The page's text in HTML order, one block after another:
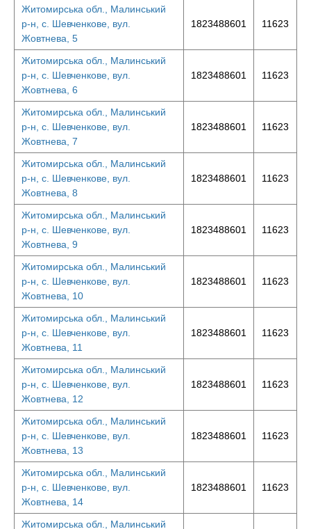
Житомирська обл., Малинський
р-н, с. Шевченкове, вул.
Жовтнева, 5
1823488601 11623
Житомирська обл., Малинський
р-н, с. Шевченкове, вул.
Жовтнева, 6
1823488601 11623
Житомирська обл., Малинський
р-н, с. Шевченкове, вул.
Жовтнева, 7
1823488601 11623
Житомирська обл., Малинський
р-н, с. Шевченкове, вул.
Жовтнева, 8
1823488601 11623
Житомирська обл., Малинський
р-н, с. Шевченкове, вул.
Жовтнева, 9
1823488601 11623
Житомирська обл., Малинський
р-н, с. Шевченкове, вул.
Жовтнева, 10
1823488601 11623
Житомирська обл., Малинський
р-н, с. Шевченкове, вул.
Жовтнева, 11
1823488601 11623
Житомирська обл., Малинський
р-н, с. Шевченкове, вул.
Жовтнева, 12
1823488601 11623
Житомирська обл., Малинський
р-н, с. Шевченкове, вул.
Жовтнева, 13
1823488601 11623
Житомирська обл., Малинський
р-н, с. Шевченкове, вул.
Жовтнева, 14
1823488601 11623
Житомирська обл., Малинський